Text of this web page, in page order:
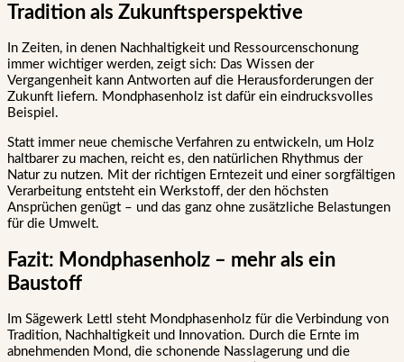
Tradition als Zukunftsperspektive
In Zeiten, in denen Nachhaltigkeit und Ressourcenschonung
immer wichtiger werden, zeigt sich: Das Wissen der
Vergangenheit kann Antworten auf die Herausforderungen der
Zukunft liefern. Mondphasenholz ist dafür ein eindrucksvolles
Beispiel.
Statt immer neue chemische Verfahren zu entwickeln, um Holz
haltbarer zu machen, reicht es, den natürlichen Rhythmus der
Natur zu nutzen. Mit der richtigen Erntezeit und einer sorgfältigen
Verarbeitung entsteht ein Werkstoff, der den höchsten
Ansprüchen genügt – und das ganz ohne zusätzliche Belastungen
für die Umwelt.
Fazit: Mondphasenholz – mehr als ein
Baustoff
Im Sägewerk Lettl steht Mondphasenholz für die Verbindung von
Tradition, Nachhaltigkeit und Innovation. Durch die Ernte im
abnehmenden Mond, die schonende Nasslagerung und die